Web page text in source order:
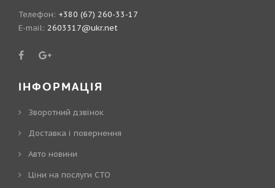
Телефон: +380 (67) 260-33-17
E-mail: 2603317@ukr.net
ІНФОРМАЦІЯ
Зворотний дзвінок
Доставка і повернення
Авто новини
Ціни на послуги СТО